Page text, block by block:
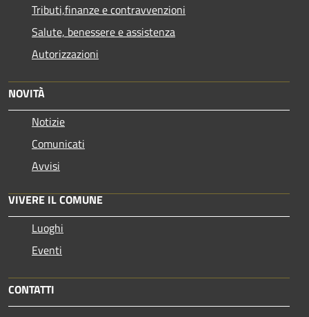
Tributi,finanze e contravvenzioni
Salute, benessere e assistenza
Autorizzazioni
NOVITÀ
Notizie
Comunicati
Avvisi
VIVERE IL COMUNE
Luoghi
Eventi
CONTATTI